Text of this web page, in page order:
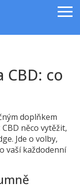
co
doplňkem
něco vytěžit,
Jde o volby,
vaší každodenní